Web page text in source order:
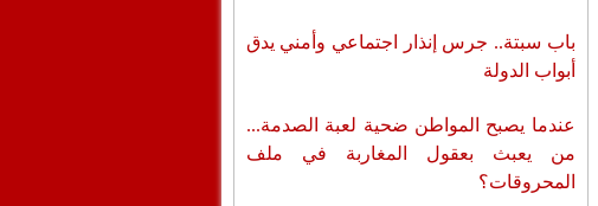
باب سبتة.. جرس إنذار اجتماعي وأمني يدق
أبواب الدولة
عندما يصبح المواطن ضحية لعبة الصدمة...
من يعبث بعقول المغاربة في ملف
المحروقات؟